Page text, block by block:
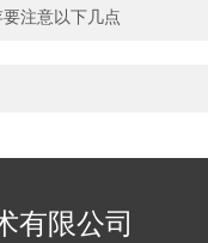
注意以下几点
有限公司